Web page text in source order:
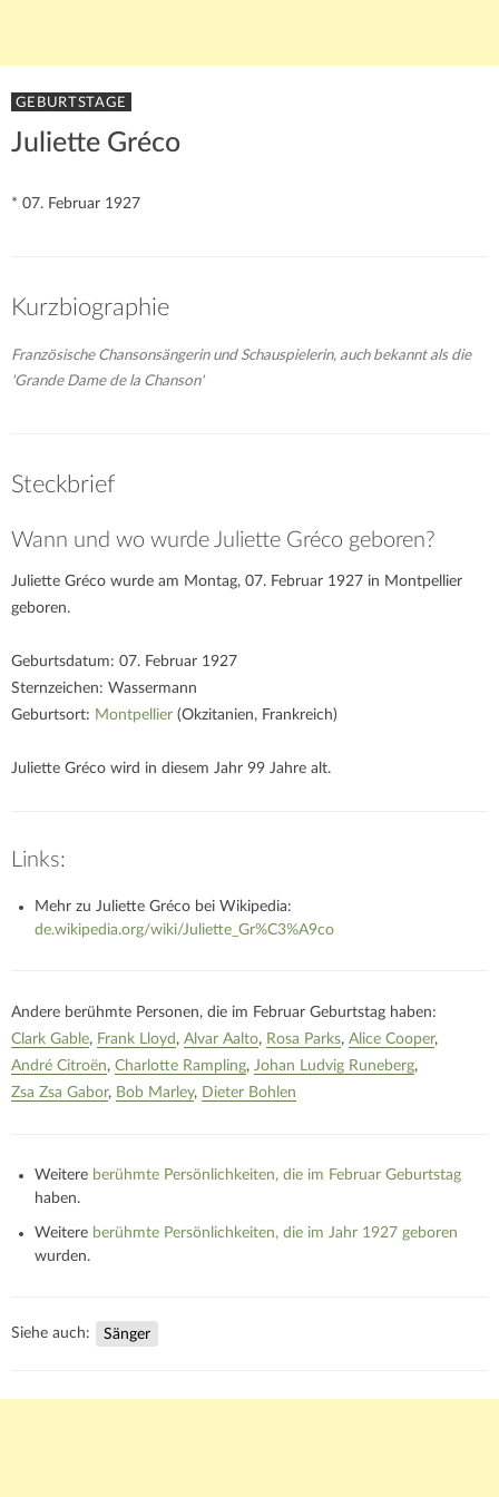
GEBURTSTAGE
Juliette Gréco
* 07. Februar 1927
Kurzbiographie
Französische Chansonsängerin und Schauspielerin, auch bekannt als die
'Grande Dame de la Chanson'
Steckbrief
Wann und wo wurde Juliette Gréco geboren?
Juliette Gréco wurde am Montag, 07. Februar 1927 in Montpellier
geboren.
Geburtsdatum: 07. Februar 1927
Sternzeichen: Wassermann
Geburtsort: Montpellier (Okzitanien, Frankreich)
Juliette Gréco wird in diesem Jahr 99 Jahre alt.
Links:
Mehr zu Juliette Gréco bei Wikipedia:
de.wikipedia.org/wiki/Juliette_Gr%C3%A9co
Andere berühmte Personen, die im Februar Geburtstag haben:
Clark Gable
Frank Lloyd Alvar Aalto Rosa Parks Alice Cooper
André Citroën Charlotte Rampling Johan Ludvig Runeberg
Zsa Zsa Gabor
Bob Marley Dieter Bohlen
Weitere berühmte Persönlichkeiten, die im Februar Geburtstag
haben.
Weitere berühmte Persönlichkeiten, die im Jahr 1927 geboren
wurden.
Siehe auch: Sänger